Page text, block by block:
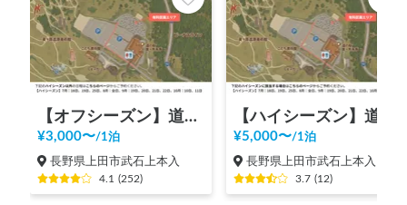
【オフシーズン】道の駅 美ヶ原高原
¥3,000〜/1泊
長野県上田市武石上本入
4.1 (252)
¥5,000〜/1泊
長野県上田市武石上本入
3.7 (12)